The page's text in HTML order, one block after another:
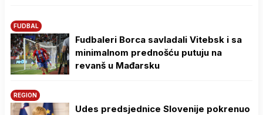
FUDBAL
Fudbaleri Borca savladali Vitebsk i sa
minimalnom prednošću putuju na
revanš u Mađarsku
REGION
Udes predsjednice Slovenije pokrenuo